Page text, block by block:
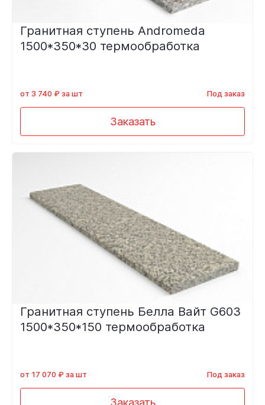
Гранитная ступень Andromeda
1500*350*30 термообработка
от 3 740 ₽ за шт Под заказ
Заказать
Гранитная ступень Белла Вайт G603
1500*350*150 термообработка
от 17 070 ₽ за шт Под заказ